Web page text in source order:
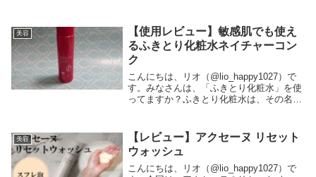
やすい洗顔フォームを探しているお肌への
やさしさと...
美容
【使用レビュー】敏感肌でも使え
るふきとり化粧水ネイチャーコン
ク
こんにちは、リオ（@lio_happy1027）で
す。みなさんは、「ふきとり化粧水」を使
ってますか？ふきとり化粧水は、その名の
り除いてくれるんですね。でも、ふきと
り...
美容
【レビュー】アクセーヌ リセット
ウォッシュ
こんにちは、リオ（@lio_happy1027）で